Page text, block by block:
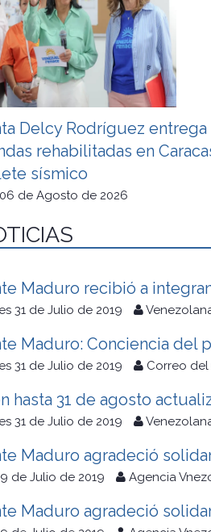
Delcy Rodríguez entrega
rehabilitadas en
sísmico
de Agosto de 2026
Maduro recibió a
31 de Julio de 2019
Maduro: Conciencia del
31 de Julio de 2019 Correo
hasta 31 de agosto
31 de Julio de 2019
Maduro agradeció
de Julio de 2019 Agencia
Maduro agradeció